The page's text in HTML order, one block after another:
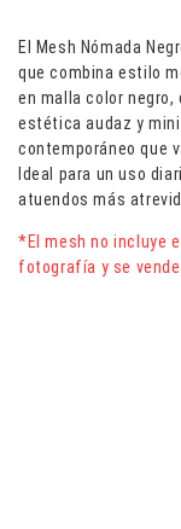
El Mesh Nómada
que combina estilo
en malla color negro,
estética audaz y
contemporáneo que
Ideal para un uso
atuendos más
*El mesh no incluye
fotografía y se vende